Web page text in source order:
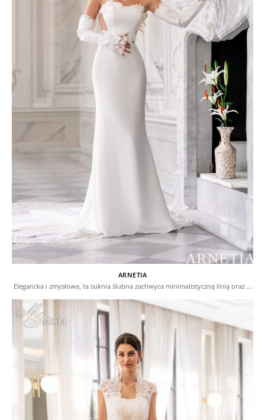
ARNETIA
Elegancka i zmysłowa, ta suknia ślubna zachwyca minimalistyczną linią oraz …